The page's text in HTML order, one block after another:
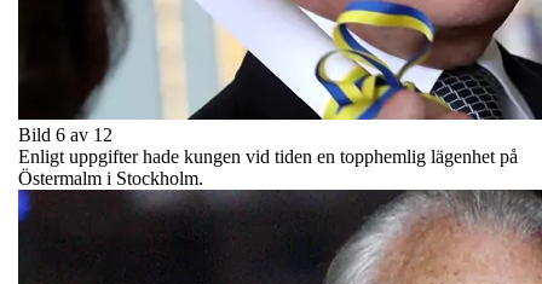
Bild 6 av 12
Enligt uppgifter hade kungen vid tiden en topphemlig lägenhet på
Östermalm i Stockholm.